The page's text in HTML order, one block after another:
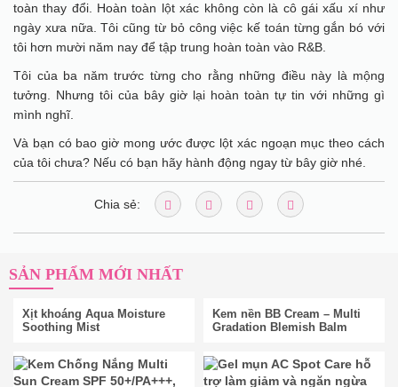
toàn thay đổi. Hoàn toàn lột xác không còn là cô gái xấu xí như
ngày xưa nữa. Tôi cũng từ bỏ công việc kế toán từng gắn bó với
tôi hơn mười năm nay để tập trung hoàn toàn vào R&B.
Tôi của ba năm trước từng cho rằng những điều này là mộng
tưởng. Nhưng tôi của bây giờ lại hoàn toàn tự tin với những gì
mình nghĩ.
Và bạn có bao giờ mong ước được lột xác ngoạn mục theo cách
của tôi chưa? Nếu có bạn hãy hành động ngay từ bây giờ nhé.
Chia sẻ:
SẢN PHẨM MỚI NHẤT
Xịt khoáng Aqua Moisture
Soothing Mist
Kem nền BB Cream – Multi
Gradation Blemish Balm